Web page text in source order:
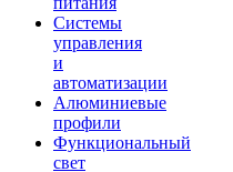
Системы
управления
и
автоматизации
Алюминиевые
профили
Функциональный
свет